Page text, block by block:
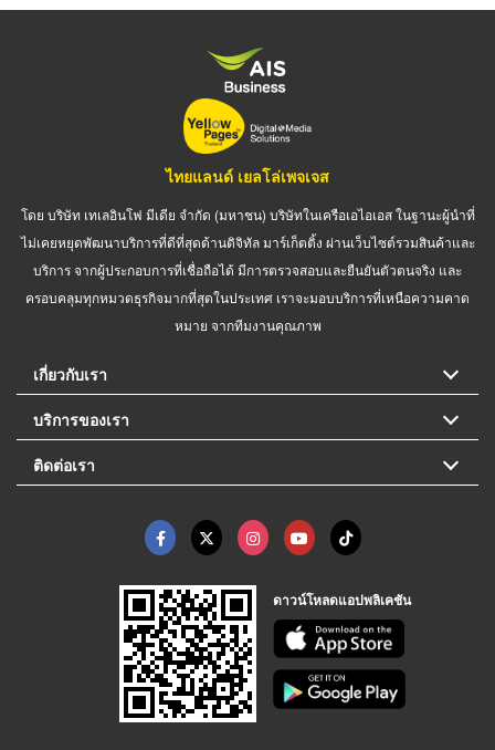
ไทยแลนด์ เยลโล่เพจเจส
โดย บริษัท เทเลอินโฟ มีเดีย จำกัด (มหาชน) บริษัทในเครือเอไอเอส ในฐานะผู้นำที่
ไม่เคยหยุดพัฒนาบริการที่ดีที่สุดด้านดิจิทัล มาร์เก็ตติ้ง ผ่านเว็บไซต์รวมสินค้าและ
บริการ จากผู้ประกอบการที่เชื่อถือได้ มีการตรวจสอบและยืนยันตัวตนจริง และ
ครอบคลุมทุกหมวดธุรกิจมากที่สุดในประเทศ เราจะมอบบริการที่เหนือความคาด
หมาย จากทีมงานคุณภาพ
เกี่ยวกับเรา
บริการของเรา
ติดต่อเรา
ดาวน์โหลดแอปพลิเคชัน